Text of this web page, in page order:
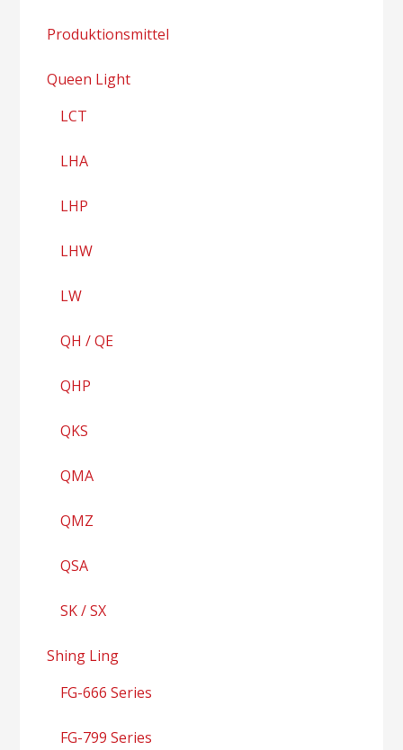
Produktionsmittel
Queen Light
LCT
LHA
LHP
LHW
LW
QH / QE
QHP
QKS
QMA
QMZ
QSA
SK / SX
Shing Ling
FG-666 Series
FG-799 Series